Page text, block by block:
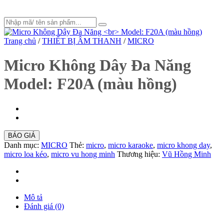
Trang chủ / THIẾT BỊ ÂM THANH / MICRO
Micro Không Dây Đa Năng
Model: F20A (màu hồng)
BÁO GIÁ
Danh mục: MICRO Thẻ: micro, micro karaoke, micro khong day,
micro loa kéo, micro vu hong minh Thương hiệu: Vũ Hồng Minh
Mô tả
Đánh giá (0)